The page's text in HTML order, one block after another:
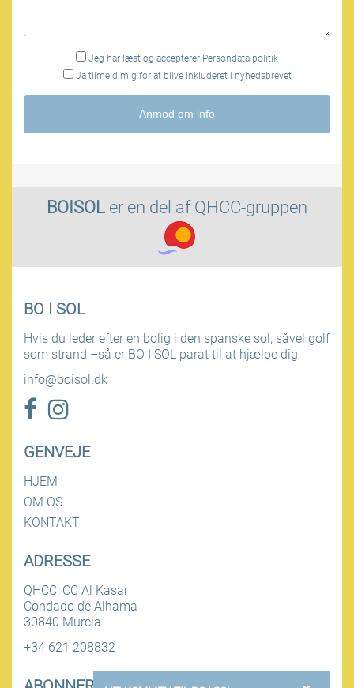
Jeg har læst og accepterer Persondata politik
Ja tilmeld mig for at blive inkluderet i nyhedsbrevet
Anmod om info
BOISOL er en del af QHCC-gruppen
BO I SOL
Hvis du leder efter en bolig i den spanske sol, såvel golf
som strand –så er BO I SOL parat til at hjælpe dig.
info@boisol.dk
GENVEJE
HJEM
OM OS
KONTAKT
ADRESSE
QHCC, CC Al Kasar
Condado de Alhama
30840 Murcia
+34 621 208832